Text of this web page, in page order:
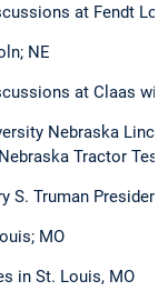
at Fendt
NE
at Claas
Nebraska
Tractor
S. Truman
MO
in St. Louis, MO